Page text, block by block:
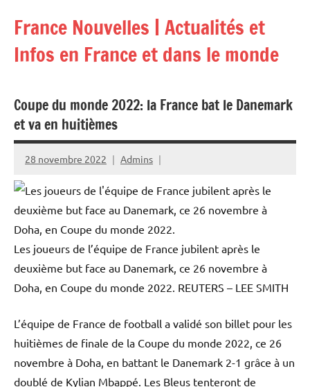
contenu
France Nouvelles | Actualités et
Infos en France et dans le monde
Coupe du monde 2022: la France bat le Danemark
et va en huitièmes
28 novembre 2022 Admins
Les joueurs de l’équipe de France jubilent après le
deuxième but face au Danemark, ce 26 novembre à
Doha, en Coupe du monde 2022. REUTERS – LEE SMITH
L’équipe de France de football a validé son billet pour les
huitièmes de finale de la Coupe du monde 2022, ce 26
novembre à Doha, en battant le Danemark 2-1 grâce à un
doublé de Kylian Mbappé. Les Bleus tenteront de